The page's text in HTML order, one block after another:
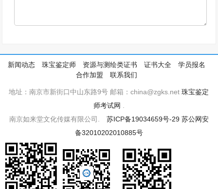
新闻动态 珠宝鉴定师 资源与测绘类证书 证书大全
学员报名
合作加盟
联系我们
地址：南京市新街口中山东路9号 邮箱：china@zgks.net珠宝鉴定
师考试网
南京如来堂文化传媒有限公司. 苏ICP备19034659号-29 苏公网安
备32010202010885号